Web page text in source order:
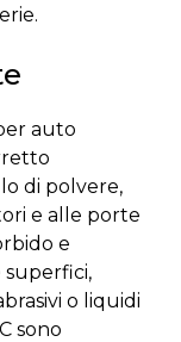
auto
di polvere,
e alle porte
e
o liquidi
sono